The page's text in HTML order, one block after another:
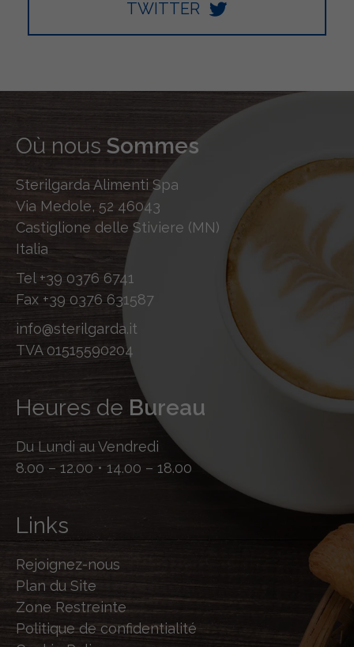
TWITTER
Où nous Sommes
Sterilgarda Alimenti Spa
Via Medole, 52 46043
Castiglione delle Stiviere (MN)
Italia
Tel +39 0376 6741
Fax +39 0376 631587
info@sterilgarda.it
TVA 01515590204
Heures de Bureau
Du Lundi au Vendredi
8.00 – 12.00 • 14.00 – 18.00
Links
Rejoignez-nous
Plan du Site
Zone Restreinte
Politique de confidentialité